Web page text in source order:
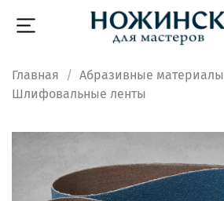
Главная
Абразивные материалы
Шлифовальные ленты